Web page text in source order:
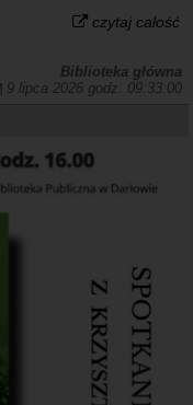
czytaj całość
Biblioteka główna
9 lipca 2026 godz. 09:33:00